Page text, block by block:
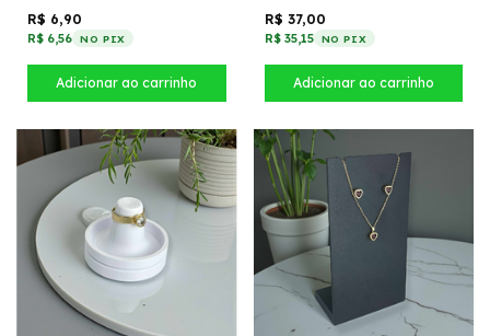
R$ 6,90
R$ 6,56 NO PIX
R$ 37,00
R$ 35,15 NO PIX